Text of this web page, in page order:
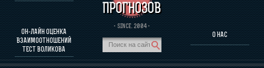
ОН-ЛАЙН ОЦЕНКА
ВЗАИМООТНОШЕНИЙ
ТЕСТ ВОЛИКОВА
· SINCE. 2004 ·
О НАС
ОЦЕНКА ХАРАКТЕРА ВЫДАЮЩИХСЯ ЛИЧНОСТЕЙ
О ПРОГРАММЕ
ПРОГНОЗЫ И АНАЛИТИКА